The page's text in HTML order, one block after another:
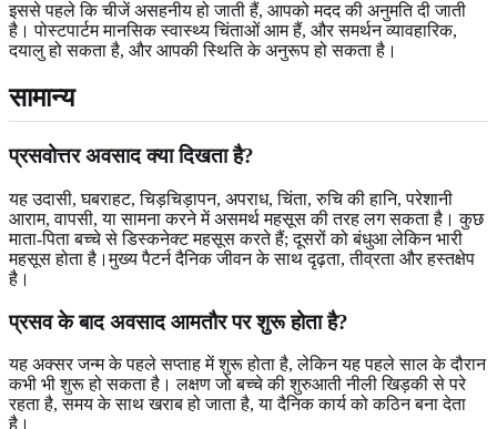
इससे पहले कि चीजें असहनीय हो जाती हैं, आपको मदद की अनुमति दी जाती
है। पोस्टपार्टम मानसिक स्वास्थ्य चिंताओं आम हैं, और समर्थन व्यावहारिक,
दयालु हो सकता है, और आपकी स्थिति के अनुरूप हो सकता है।
सामान्य
प्रसवोत्तर अवसाद क्या दिखता है?
यह उदासी, घबराहट, चिड़चिड़ापन, अपराध, चिंता, रुचि की हानि, परेशानी
आराम, वापसी, या सामना करने में असमर्थ महसूस की तरह लग सकता है। कुछ
माता-पिता बच्चे से डिस्कनेक्ट महसूस करते हैं; दूसरों को बंधुआ लेकिन भारी
महसूस होता है।मुख्य पैटर्न दैनिक जीवन के साथ दृढ़ता, तीव्रता और हस्तक्षेप
है।
प्रसव के बाद अवसाद आमतौर पर शुरू होता है?
यह अक्सर जन्म के पहले सप्ताह में शुरू होता है, लेकिन यह पहले साल के दौरान
कभी भी शुरू हो सकता है। लक्षण जो बच्चे की शुरुआती नीली खिड़की से परे
रहता है, समय के साथ खराब हो जाता है, या दैनिक कार्य को कठिन बना देता
है।